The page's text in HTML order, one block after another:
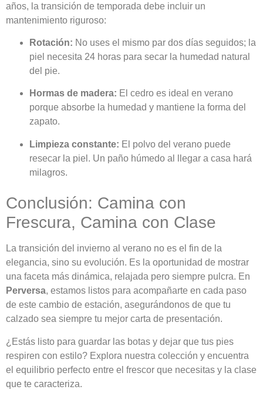
años, la transición de temporada debe incluir un
mantenimiento riguroso:
Rotación: No uses el mismo par dos días seguidos; la
piel necesita 24 horas para secar la humedad natural
del pie.
Hormas de madera: El cedro es ideal en verano
porque absorbe la humedad y mantiene la forma del
zapato.
Limpieza constante: El polvo del verano puede
resecar la piel. Un paño húmedo al llegar a casa hará
milagros.
Conclusión: Camina con
Frescura, Camina con Clase
La transición del invierno al verano no es el fin de la
elegancia, sino su evolución. Es la oportunidad de mostrar
una faceta más dinámica, relajada pero siempre pulcra. En
Perversa, estamos listos para acompañarte en cada paso
de este cambio de estación, asegurándonos de que tu
calzado sea siempre tu mejor carta de presentación.
¿Estás listo para guardar las botas y dejar que tus pies
respiren con estilo? Explora nuestra colección y encuentra
el equilibrio perfecto entre el frescor que necesitas y la clase
que te caracteriza.